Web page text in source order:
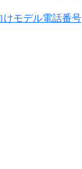
モデル電話番号